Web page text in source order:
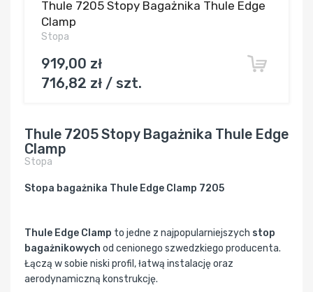
Thule 7205 Stopy Bagażnika Thule Edge
Clamp
Stopa
919,00 zł
716,82 zł / szt.
Thule 7205 Stopy Bagażnika Thule Edge
Clamp
Stopa
Stopa bagażnika Thule Edge Clamp 7205
Thule Edge Clamp to jedne z najpopularniejszych stop
bagażnikowych od cenionego szwedzkiego producenta.
Łączą w sobie niski profil, łatwą instalację oraz
aerodynamiczną konstrukcję.